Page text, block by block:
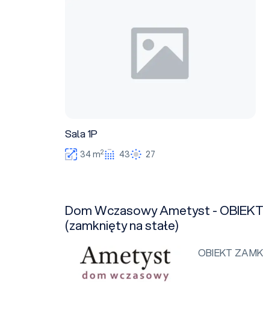
Sala 1P
34 m2 43 27
Dom Wczasowy Ametyst -
(zamknięty na stałe)
OBIEKT